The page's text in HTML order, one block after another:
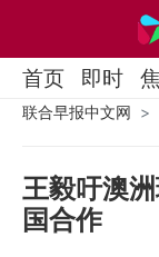
首页 即时
联合早报中文网
王毅吁澳
国合作